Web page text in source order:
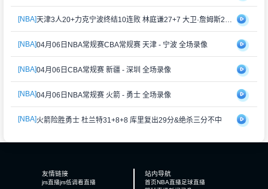
[NBA] 天津3人20+力克宁波终结10连败 林庭谦27+7 大卫·詹姆斯22+9
[NBA]04月06日NBA常规赛CBA常规赛 天津 - 宁波 全场录像
[NBA]04月06日CBA常规赛 新疆 - 深圳 全场录像
[NBA]04月06日NBA常规赛 火箭 - 勇士 全场录像
[NBA]火箭险胜勇士 杜兰特31+8+8 库里复出29分&绝杀三分不中
友情链接
jrs直播jrs低调看直播
站内导航
首页 NBA直播足球直播